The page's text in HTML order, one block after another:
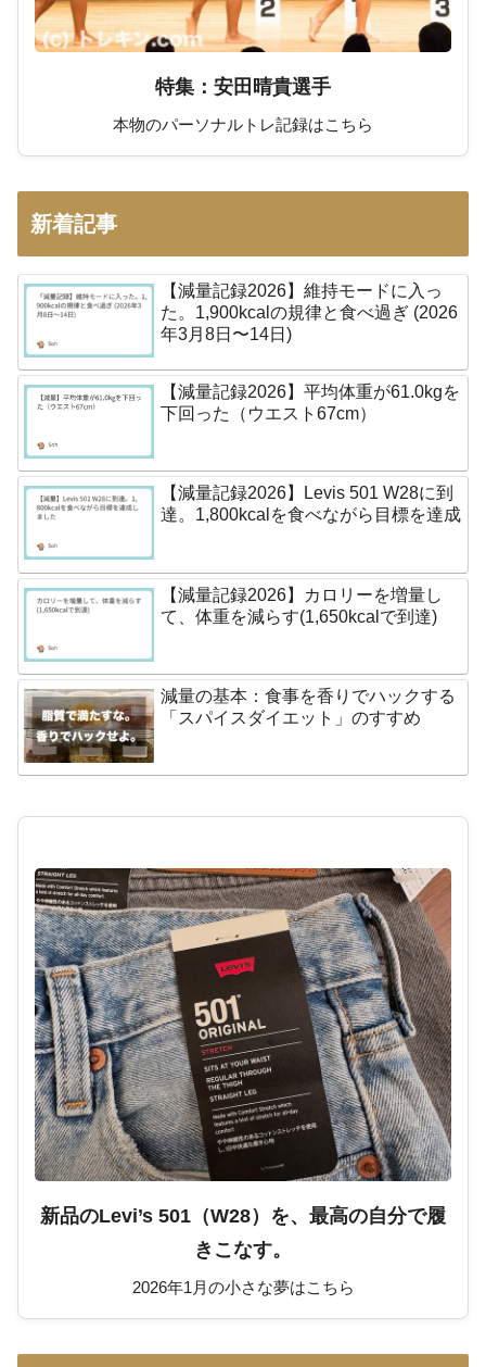
特集：安田晴貴選手
本物のパーソナルトレ記録はこちら
新着記事
【減量記録2026】維持モードに入っ
た。1,900kcalの規律と食べ過ぎ (2026
年3月8日〜14日)
【減量記録2026】平均体重が61.0kgを
下回った（ウエスト67cm）
【減量記録2026】Levis 501 W28に到
達。1,800kcalを食べながら目標を達成
【減量記録2026】カロリーを増量し
て、体重を減らす(1,650kcalで到達)
減量の基本：食事を香りでハックする
「スパイスダイエット」のすすめ
新品のLevi’s 501（W28）を、最高の自分で履
きこなす。
2026年1月の小さな夢はこちら